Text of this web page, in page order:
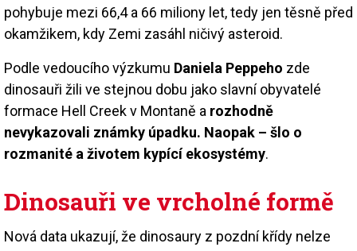
pohybuje mezi 66,4 a 66 miliony let, tedy jen těsně před
okamžikem, kdy Zemi zasáhl ničivý asteroid.
Podle vedoucího výzkumu Daniela Peppeho zde
dinosauři žili ve stejnou dobu jako slavní obyvatelé
formace Hell Creek v Montaně a rozhodně
nevykazovali známky úpadku. Naopak – šlo o
rozmanité a životem kypící ekosystémy.
Dinosauři ve vrcholné formě
Nová data ukazují, že dinosaury z pozdní křídy nelze